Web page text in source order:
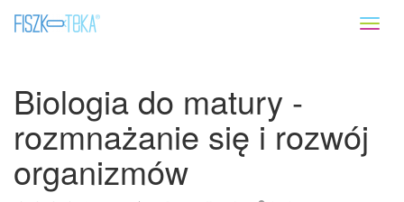
Biologia do matury -
rozmnażanie się i rozwój
organizmów